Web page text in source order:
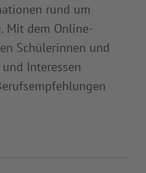
rund um
Mit dem Online-
Schülerinnen und
Interessen